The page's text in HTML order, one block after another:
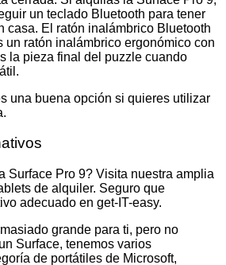
un teclado Bluetooth para tener
casa. El ratón inalámbrico Bluetooth
un ratón inalámbrico ergonómico con
la pieza final del puzzle cuando
una buena opción si quieres utilizar
Surface Pro 9? Visita nuestra amplia
de alquiler. Seguro que
adecuado en get-IT-easy.
grande para ti, pero no
Surface, tenemos varios
de portátiles de Microsoft,